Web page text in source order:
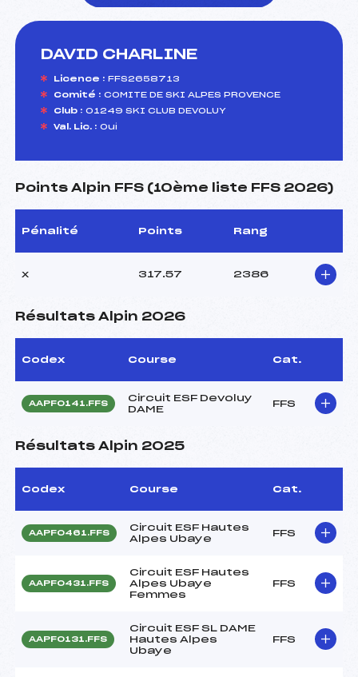
DAVID CHARLINE
Licence : FFS2658713
Comité : COMITE DE SKI ALPES PROVENCE
Club : 01249 SKI CLUB DEVOLUY
Val. Lic. : Oui
Points Alpin FFS (10ème liste FFS 2026)
Pénalité Points Rang
x 317.57 2386
Résultats Alpin 2026
Codex Course Cat.
AAPF0141.FFS
Circuit ESF Devoluy
DAME
FFS
Résultats Alpin 2025
Codex Course Cat.
AAPF0461.FFS
Circuit ESF Hautes
Alpes Ubaye
FFS
AAPF0431.FFS
Circuit ESF Hautes
Alpes Ubaye
Femmes
FFS
AAPF0131.FFS
Circuit ESF SL DAME
Hautes Alpes
Ubaye
FFS